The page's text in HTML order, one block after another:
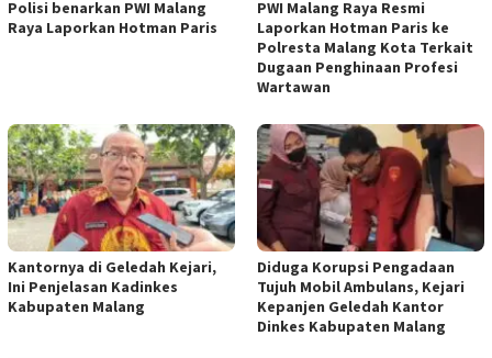
Polisi benarkan PWI Malang
Raya Laporkan Hotman Paris
PWI Malang Raya Resmi
Laporkan Hotman Paris ke
Polresta Malang Kota Terkait
Dugaan Penghinaan Profesi
Wartawan
Kantornya di Geledah Kejari,
Ini Penjelasan Kadinkes
Kabupaten Malang
Diduga Korupsi Pengadaan
Tujuh Mobil Ambulans, Kejari
Kepanjen Geledah Kantor
Dinkes Kabupaten Malang